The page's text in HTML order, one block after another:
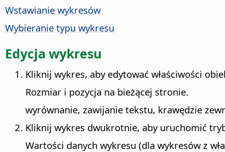
Wstawianie wykresów
Wybieranie typu wykresu
Edycja wykresu
Kliknij wykres, aby edytować właściwości
Rozmiar i pozycja na bieżącej stronie.
wyrównanie, zawijanie tekstu, krawędzie
Kliknij wykres dwukrotnie, aby uruchomić
Wartości danych wykresu (dla wykresów z